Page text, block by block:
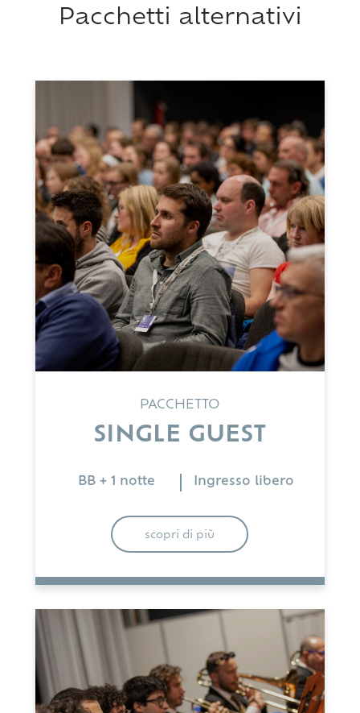
Pacchetti alternativi
PACCHETTO
SINGLE GUEST
BB + 1 notte Ingresso libero
scopri di più